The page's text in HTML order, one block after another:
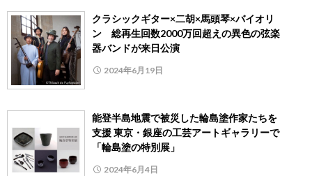
クラシックギター×二胡×馬頭琴×バイオリ
ン 総再生回数2000万回超えの異色の弦楽
器バンドが来日公演
2024年6月19日
能登半島地震で被災した輪島塗作家たちを
支援 東京・銀座の工芸アートギャラリーで
「輪島塗の特別展」
2024年6月4日